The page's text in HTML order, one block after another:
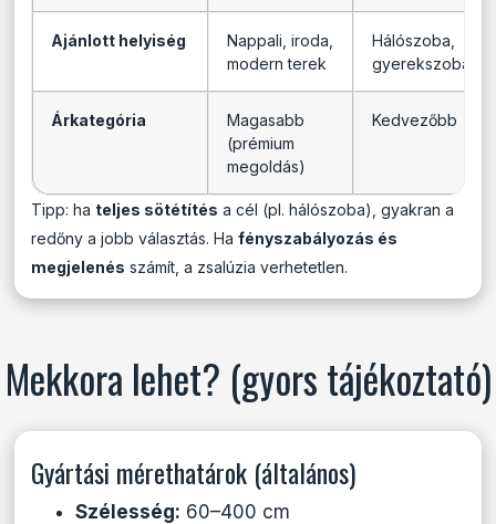
Ajánlott helyiség
Nappali, iroda,
modern terek
Hálószoba,
gyerekszoba
Árkategória
Magasabb
(prémium
megoldás)
Kedvezőbb
Tipp: ha teljes sötétítés a cél (pl. hálószoba), gyakran a
redőny a jobb választás. Hafényszabályozás és
megjelenés számít, a zsalúzia verhetetlen.
Mekkora lehet? (gyors tájékoztató)
Gyártási mérethatárok (általános)
Szélesség: 60–400 cm